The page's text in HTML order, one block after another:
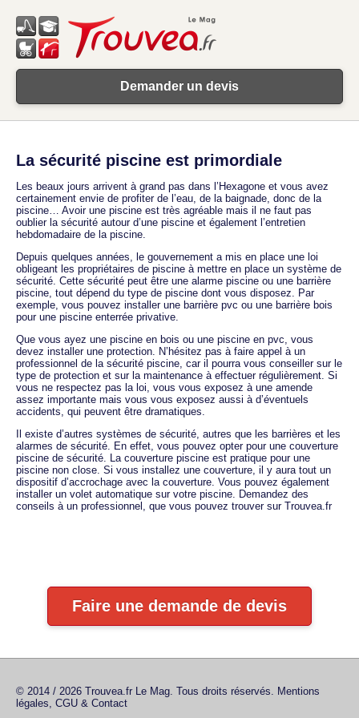
Demander un devis
La sécurité piscine est primordiale
Les beaux jours arrivent à grand pas dans l’Hexagone et vous avez
certainement envie de profiter de l’eau, de la baignade, donc de la
piscine… Avoir une piscine est très agréable mais il ne faut pas
oublier la sécurité autour d’une piscine et également l’entretien
hebdomadaire de la piscine.
Depuis quelques années, le gouvernement a mis en place une loi
obligeant les propriétaires de piscine à mettre en place un système de
sécurité. Cette sécurité peut être une alarme piscine ou une barrière
piscine, tout dépend du type de piscine dont vous disposez. Par
exemple, vous pouvez installer une barrière pvc ou une barrière bois
pour une piscine enterrée privative.
Que vous ayez une piscine en bois ou une piscine en pvc, vous
devez installer une protection. N’hésitez pas à faire appel à un
professionnel de la sécurité piscine, car il pourra vous conseiller sur le
type de protection et sur la maintenance à effectuer régulièrement. Si
vous ne respectez pas la loi, vous vous exposez à une amende
assez importante mais vous vous exposez aussi à d’éventuels
accidents, qui peuvent être dramatiques.
Il existe d’autres systèmes de sécurité, autres que les barrières et les
alarmes de sécurité. En effet, vous pouvez opter pour une couverture
piscine de sécurité. La couverture piscine est pratique pour une
piscine non close. Si vous installez une couverture, il y aura tout un
dispositif d’accrochage avec la couverture. Vous pouvez également
installer un volet automatique sur votre piscine. Demandez des
conseils à un professionnel, que vous pouvez trouver sur Trouvea.fr
Faire une demande de devis
© 2014 / 2026 Trouvea.fr Le Mag. Tous droits réservés. Mentions
légales, CGU & Contact